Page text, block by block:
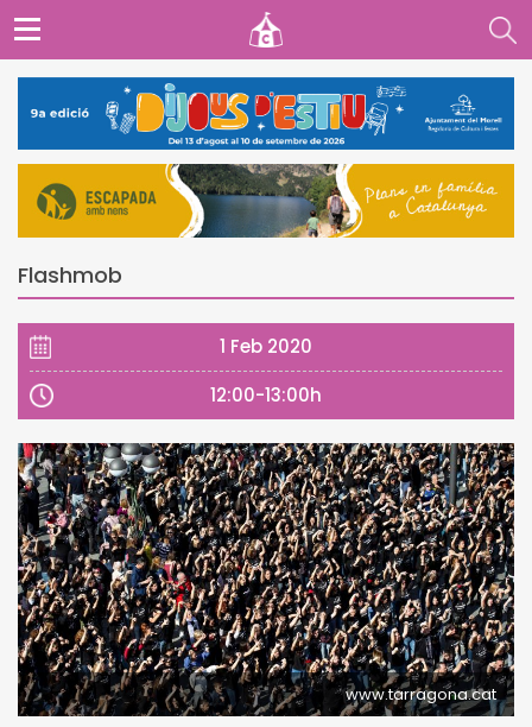
Flashmob
1 Feb 2020
12:00-13:00h
www.tarragona.cat